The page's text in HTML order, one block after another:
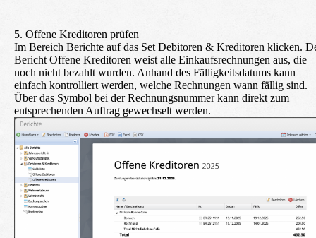
5. Offene Kreditoren prüfen
Im Bereich Berichte auf das SetDebitoren & Kreditoren klicken.
Bericht Offene Kreditoren weist alle Einkaufsrechnungen aus, die
noch nicht bezahlt wurden. Anhand des Fälligkeitsdatums kann
einfach kontrolliert werden, welche Rechnungen wann fällig sind.
Über das Symbol bei der Rechnungsnummer kann direkt zum
entsprechenden Auftrag gewechselt werden.